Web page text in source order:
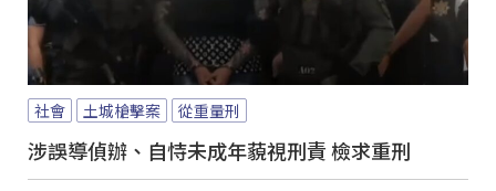
社會 土城槍擊案 從重量刑
涉誤導偵辦、自恃未成年藐視刑責 檢求重刑